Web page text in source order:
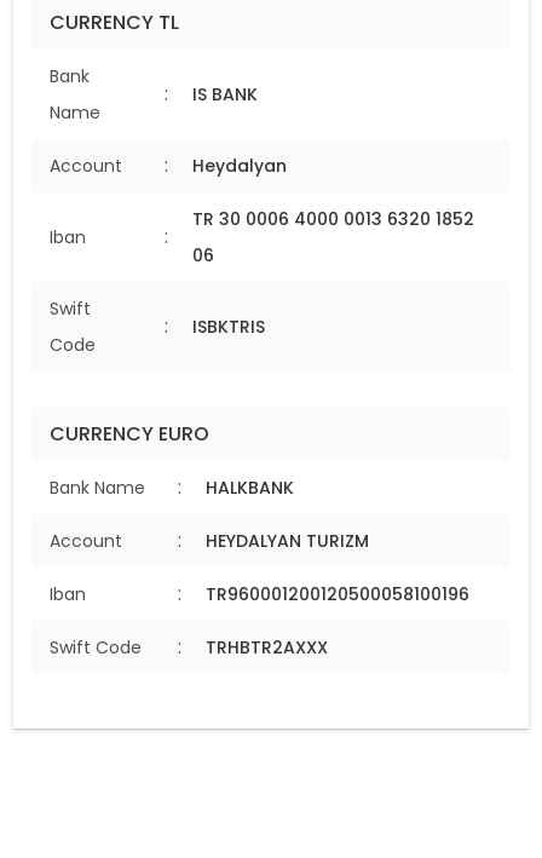
CURRENCY TL
Bank
Name
: IS BANK
Account : Heydalyan
Iban :
TR 30 0006 4000 0013 6320 1852
06
Swift
Code
: ISBKTRIS
CURRENCY EURO
Bank Name : HALKBANK
Account : HEYDALYAN TURIZM
Iban : TR960001200120500058100196
Swift Code : TRHBTR2AXXX